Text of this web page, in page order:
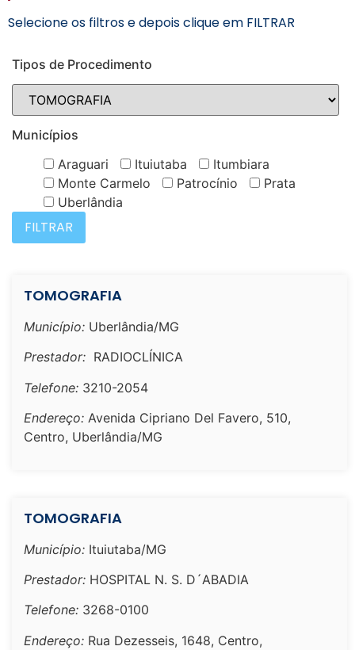
Selecione os filtros e depois clique em FILTRAR
Tipos de Procedimento
Municípios
Araguari
Ituiutaba
Itumbiara
Monte Carmelo
Patrocínio
Prata
Uberlândia
TOMOGRAFIA
Município: Uberlândia/MG
Prestador: RADIOCLÍNICA
Telefone: 3210-2054
Endereço: Avenida Cipriano Del Favero, 510,
Centro, Uberlândia/MG
TOMOGRAFIA
Município: Ituiutaba/MG
Prestador: HOSPITAL N. S. D´ABADIA
Telefone: 3268-0100
Endereço: Rua Dezesseis, 1648, Centro,